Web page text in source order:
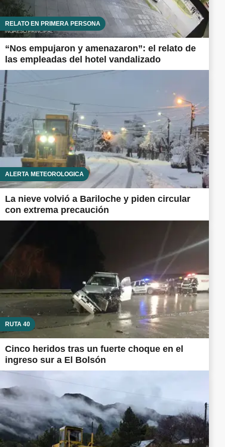
RELATO EN PRIMERA PERSONA
“Nos empujaron y amenazaron”: el relato de
las empleadas del hotel vandalizado
ALERTA METEOROLÓGICA
La nieve volvió a Bariloche y piden circular
con extrema precaución
RUTA 40
Cinco heridos tras un fuerte choque en el
ingreso sur a El Bolsón